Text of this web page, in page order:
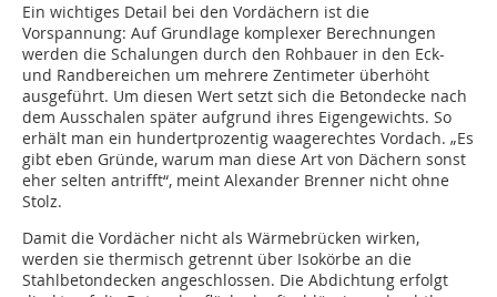
Ein wichtiges Detail bei den Vordächern ist die
Vorspannung: Auf Grundlage komplexer Berechnungen
werden die Schalungen durch den Rohbauer in den Eck-
und Randbereichen um mehrere Zentimeter überhöht
ausgeführt. Um diesen Wert setzt sich die Betondecke nach
dem Ausschalen später aufgrund ihres Eigengewichts. So
erhält man ein hundertprozentig waagerechtes Vordach. „Es
gibt eben Gründe, warum man diese Art von Dächern sonst
eher selten antrifft“, meint Alexander Brenner nicht ohne
Stolz.
Damit die Vordächer nicht als Wärmebrücken wirken,
werden sie thermisch getrennt über Isokörbe an die
Stahlbetondecken angeschlossen. Die Abdichtung erfolgt